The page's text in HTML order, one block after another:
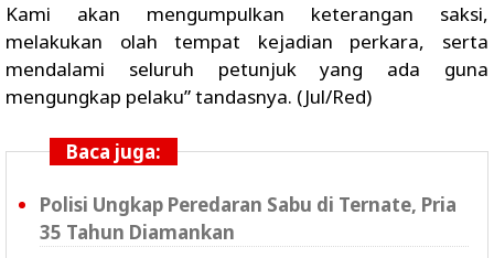
Kami akan mengumpulkan keterangan saksi,
melakukan olah tempat kejadian perkara, serta
mendalami seluruh petunjuk yang ada guna
mengungkap pelaku” tandasnya. (Jul/Red)
Baca juga:
Polisi Ungkap Peredaran Sabu di Ternate, Pria
35 Tahun Diamankan